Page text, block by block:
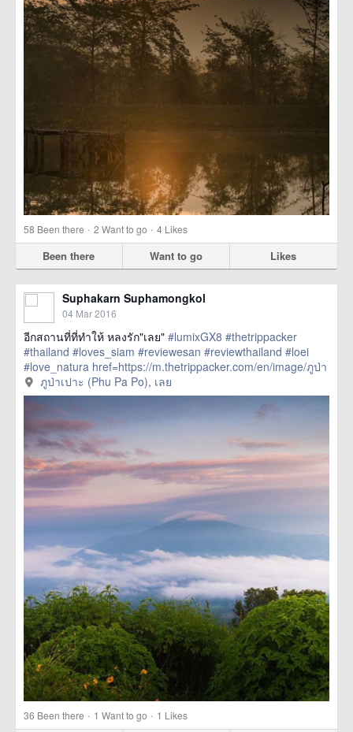
58 Been there · 2 Want to go · 4 Likes
Been there Want to go Likes
Suphakarn Suphamongkol
04 Mar 2016
อีกสถานที่ที่ทำให้ หลงรัก"เลย" #lumixGX8 #thetrippacker
#thailand #loves_siam #reviewesan #reviewthailand #loei
#love_natura href=https://m.thetrippacker.com/en/image/ภูป่า
เปาะPhuPaPo/191656> more
ภูป่าเปาะ (Phu Pa Po), เลย
36 Been there · 1 Want to go · 1 Likes